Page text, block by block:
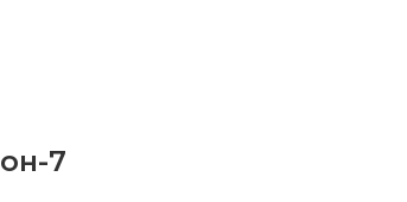
7